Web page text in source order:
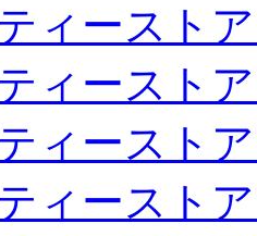
ィースト
ィースト
ィースト
ィースト